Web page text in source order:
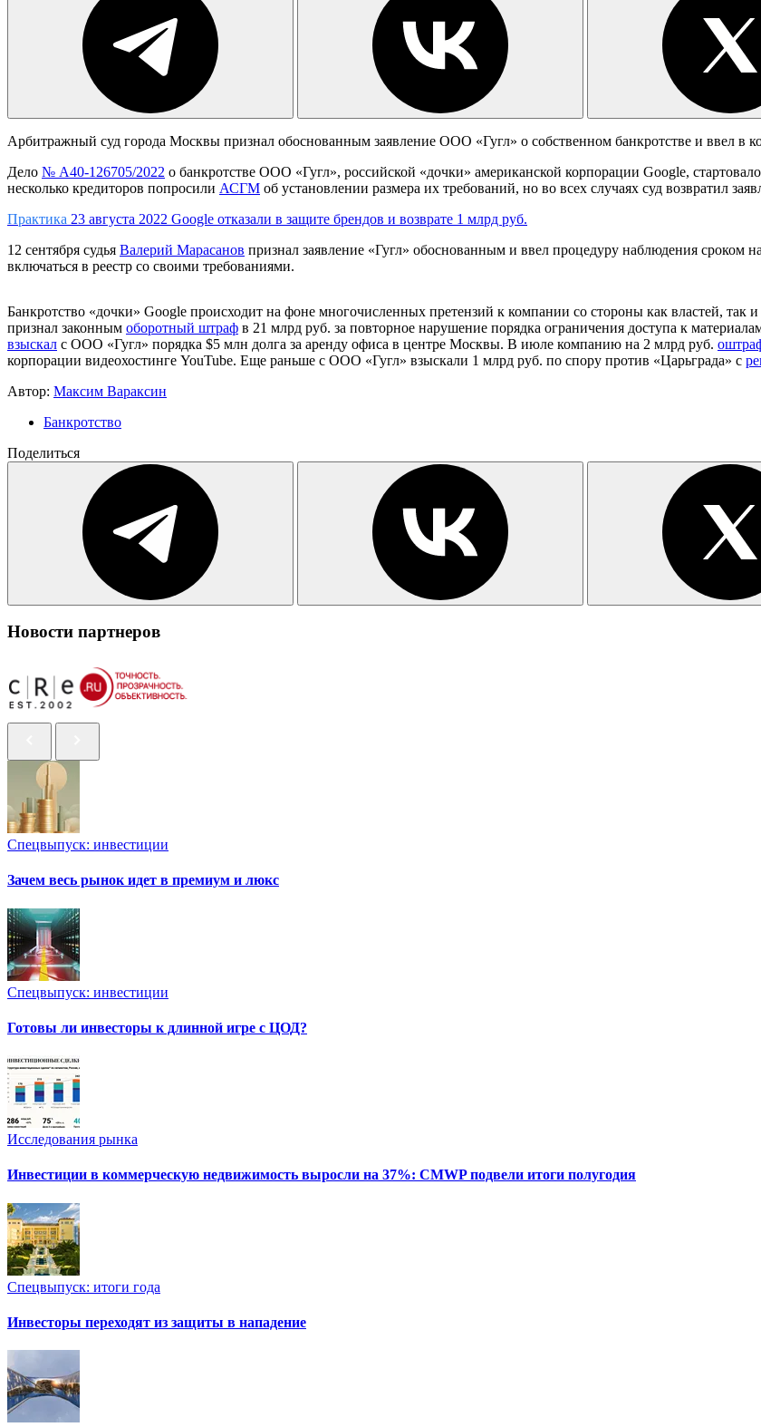
Арбитражный суд города Москвы признал обоснованным заявление ООО «Гугл» о собственном банкротстве и ввел в
Дело № А40-126705/2022 о банкротстве ООО «Гугл», российской «дочки» американской корпорации Google,
несколько кредиторов попросили АСГМ об установлении размера их требований, но во всех случаях суд возвратил
Практика 23 августа 2022 Google отказали в защите брендов и возврате 1 млрд руб.
12 сентября судья Валерий Марасанов признал заявление «Гугл» обоснованным и ввел процедуру наблюдения сроком
включаться в реестр со своими требованиями.
Банкротство «дочки» Google происходит на фоне многочисленных претензий к компании со стороны как властей, так
признал законным оборотный штраф в 21 млрд руб. за повторное нарушение порядка ограничения доступа к
взыскал с ООО «Гугл» порядка $5 млн долга за аренду офиса в центре Москвы. В июле компанию на 2 млрд руб.
корпорации видеохостинге YouTube. Еще раньше с ООО «Гугл» взыскали 1 млрд руб. по спору против «Царьграда» с
Автор: Максим Вараксин
Банкротство
Поделиться
Новости партнеров
Спецвыпуск: инвестиции
Зачем весь рынок идет в премиум и люкс
Спецвыпуск: инвестиции
Готовы ли инвесторы к длинной игре с ЦОД?
Исследования рынка
Инвестиции в коммерческую недвижимость выросли на 37%: CMWP подвели итоги полугодия
Спецвыпуск: итоги года
Инвесторы переходят из защиты в нападение